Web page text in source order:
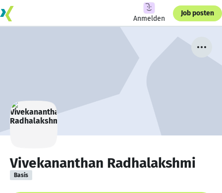
Anmelden
Job posten
Vivekananthan Radhalakshmi
Basis